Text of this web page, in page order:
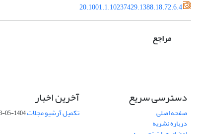
20.1001.1.10237429.1388.18.72.6.4
مراجع
دسترسی سریع
صفحه اصلی
درباره نشریه
آخرین اخبار
تکمیل آرشیو مجلات1404-05-08